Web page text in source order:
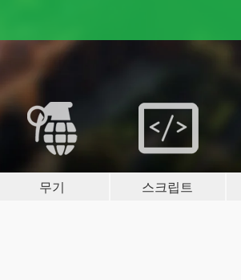
무기 스크립트